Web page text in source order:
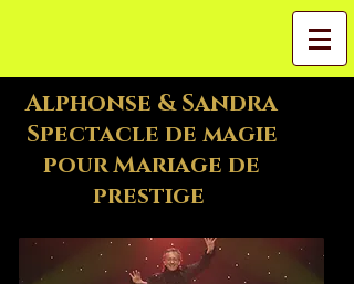
Alphonse & Sandra
Spectacle de magie
pour Mariage de
prestige